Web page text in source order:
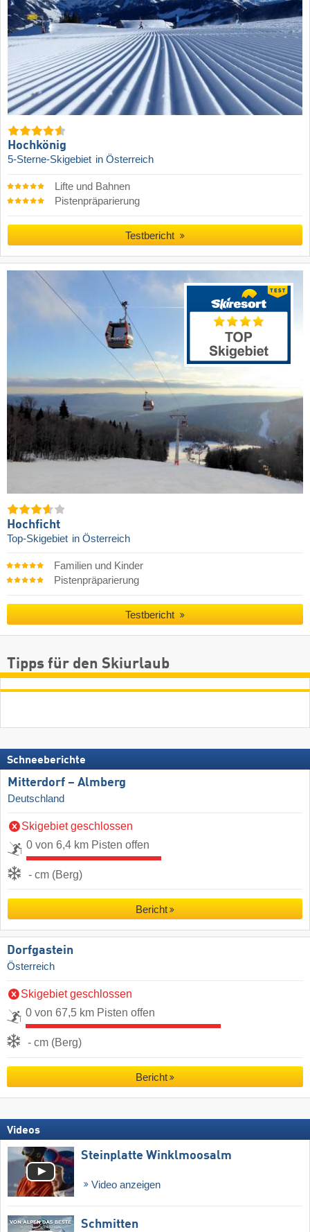
Hochkönig
5-Sterne-Skigebiet in Österreich
Lifte und Bahnen
Pistenpräparierung
Testbericht
Hochficht
Top-Skigebiet in Österreich
Familien und Kinder
Pistenpräparierung
Testbericht
Tipps für den Skiurlaub
Schneeberichte
Mitterdorf – Almberg
Deutschland
Skigebiet geschlossen
0 von 6,4 km Pisten offen
- cm (Berg)
Bericht
Dorfgastein
Österreich
Skigebiet geschlossen
0 von 67,5 km Pisten offen
- cm (Berg)
Bericht
Videos
Steinplatte Winklmoosalm
Video anzeigen
Schmitten